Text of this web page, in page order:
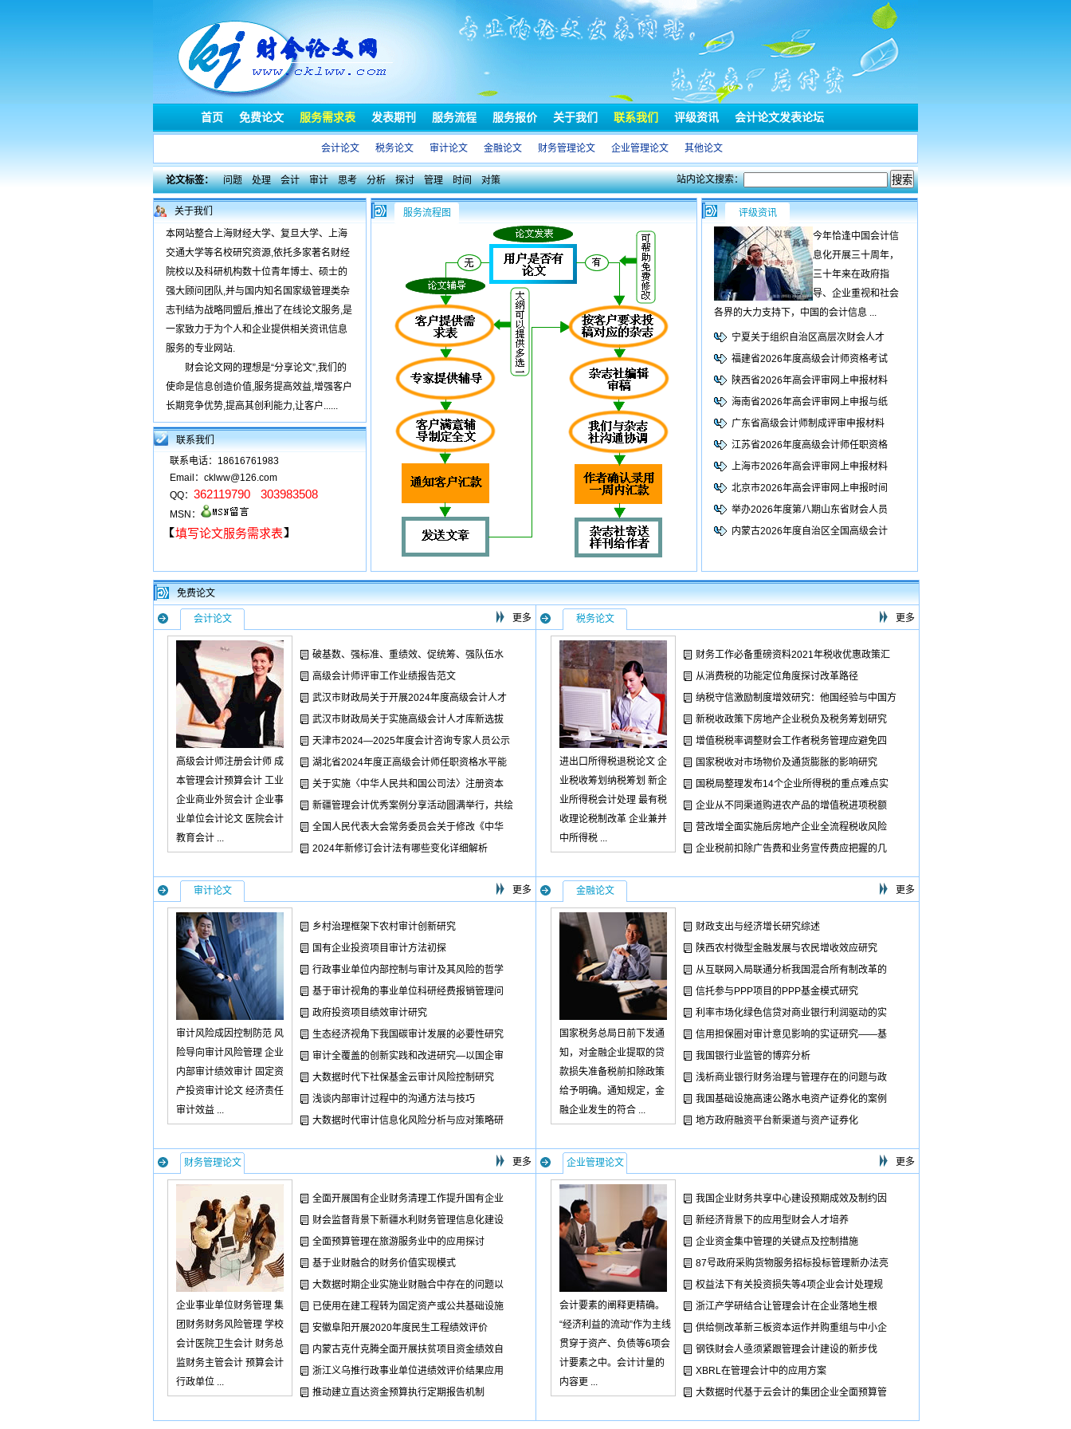
首页 免费论文 服务需求表 发表期刊 服务流程 服务报价 关于我们 联系我们 评级资讯 会计论文发表论坛
会计论文 税务论文 审计论文 金融论文 财务管理论文 企业管理论文 其他论文
论文标签： 问题 处理 会计 审计 思考 分析 探讨 管理 时间 对策 站内论文搜索：
关于我们
本网站整合上海财经大学、复旦大学、上海
交通大学等名校研究资源,依托多家著名财经
院校以及科研机构数十位青年博士、硕士的
强大顾问团队,并与国内知名国家级管理类杂
志刊结为战略同盟后,推出了在线论文服务,是
一家致力于为个人和企业提供相关资讯信息
服务的专业网站.
财会论文网的理想是“分享论文”,我们的
使命是信息创造价值,服务提高效益,增强客户
长期竞争优势,提高其创利能力,让客户......
联系我们
联系电话：18616761983
Email：cklww@126.com
QQ： 362119790 303983508
MSN：
填写论文服务需求表
服务流程图 评级资讯
今年恰逢中国会计信
息化开展三十周年，
三十年来在政府指
导、企业重视和社会
各界的大力支持下，中国的会计信息 ...
宁夏关于组织自治区高层次财会人才
福建省2026年度高级会计师资格考试
陕西省2026年高会评审网上申报材料
海南省2026年高会评审网上申报与纸
广东省高级会计师制成评审申报材料
江苏省2026年度高级会计师任职资格
上海市2026年高会评审网上申报材料
北京市2026年高会评审网上申报时间
举办2026年度第八期山东省财会人员
内蒙古2026年度自治区全国高级会计
免费论文
会计论文 更多
高级会计师注册会计师 成
本管理会计预算会计 工业
企业商业外贸会计 企业事
业单位会计论文 医院会计
教育会计 ...
破基数、强标准、重绩效、促统筹、强队伍水
高级会计师评审工作业绩报告范文
武汉市财政局关于开展2024年度高级会计人才
武汉市财政局关于实施高级会计人才库新选拔
天津市2024—2025年度会计咨询专家人员公示
湖北省2024年度正高级会计师任职资格水平能
关于实施〈中华人民共和国公司法〉注册资本
新疆管理会计优秀案例分享活动圆满举行，共绘
全国人民代表大会常务委员会关于修改《中华
2024年新修订会计法有哪些变化详细解析
税务论文 更多
进出口所得税退税论文 企
业税收筹划纳税筹划 新企
业所得税会计处理 最有税
收理论税制改革 企业兼并
中所得税 ...
财务工作必备重磅资料2021年税收优惠政策汇
从消费税的功能定位角度探讨改革路径
纳税守信激励制度增效研究：他国经验与中国方
新税收政策下房地产企业税负及税务筹划研究
增值税税率调整财会工作者税务管理应避免四
国家税收对市场物价及通货膨胀的影响研究
国税局整理发布14个企业所得税的重点难点实
企业从不同渠道购进农产品的增值税进项税额
营改增全面实施后房地产企业全流程税收风险
企业税前扣除广告费和业务宣传费应把握的几
审计论文 更多
审计风险成因控制防范 风
险导向审计风险管理 企业
内部审计绩效审计 固定资
产投资审计论文 经济责任
审计效益 ...
乡村治理框架下农村审计创新研究
国有企业投资项目审计方法初探
行政事业单位内部控制与审计及其风险的哲学
基于审计视角的事业单位科研经费报销管理问
政府投资项目绩效审计研究
生态经济视角下我国碳审计发展的必要性研究
审计全覆盖的创新实践和改进研究—以国企审
大数据时代下社保基金云审计风险控制研究
浅谈内部审计过程中的沟通方法与技巧
大数据时代审计信息化风险分析与应对策略研
金融论文 更多
国家税务总局日前下发通
知，对金融企业提取的贷
款损失准备税前扣除政策
给予明确。通知规定，金
融企业发生的符合 ...
财政支出与经济增长研究综述
陕西农村微型金融发展与农民增收效应研究
从互联网入局联通分析我国混合所有制改革的
信托参与PPP项目的PPP基金模式研究
利率市场化绿色信贷对商业银行利润驱动的实
信用担保圈对审计意见影响的实证研究——基
我国银行业监管的博弈分析
浅析商业银行财务治理与管理存在的问题与政
我国基础设施高速公路水电资产证券化的案例
地方政府融资平台新渠道与资产证券化
财务管理论文 更多
企业事业单位财务管理 集
团财务财务风险管理 学校
会计医院卫生会计 财务总
监财务主管会计 预算会计
行政单位 ...
全面开展国有企业财务清理工作提升国有企业
财会监督背景下新疆水利财务管理信息化建设
全面预算管理在旅游服务业中的应用探讨
基于业财融合的财务价值实现模式
大数据时期企业实施业财融合中存在的问题以
已使用在建工程转为固定资产或公共基础设施
安徽阜阳开展2020年度民生工程绩效评价
内蒙古克什克腾全面开展扶贫项目资金绩效自
浙江义乌推行政事业单位进绩效评价结果应用
推动建立直达资金预算执行定期报告机制
企业管理论文 更多
会计要素的阐释更精确。
“经济利益的流动”作为主线
贯穿于资产、负债等6项会
计要素之中。会计计量的
内容更 ...
我国企业财务共享中心建设预期成效及制约因
新经济背景下的应用型财会人才培养
企业资金集中管理的关键点及控制措施
87号政府采购货物服务招标投标管理新办法亮
权益法下有关投资损失等4项企业会计处理规
浙江产学研结合让管理会计在企业落地生根
供给侧改革新三板资本运作并购重组与中小企
钢铁财会人亟须紧跟管理会计建设的新步伐
XBRL在管理会计中的应用方案
大数据时代基于云会计的集团企业全面预算管